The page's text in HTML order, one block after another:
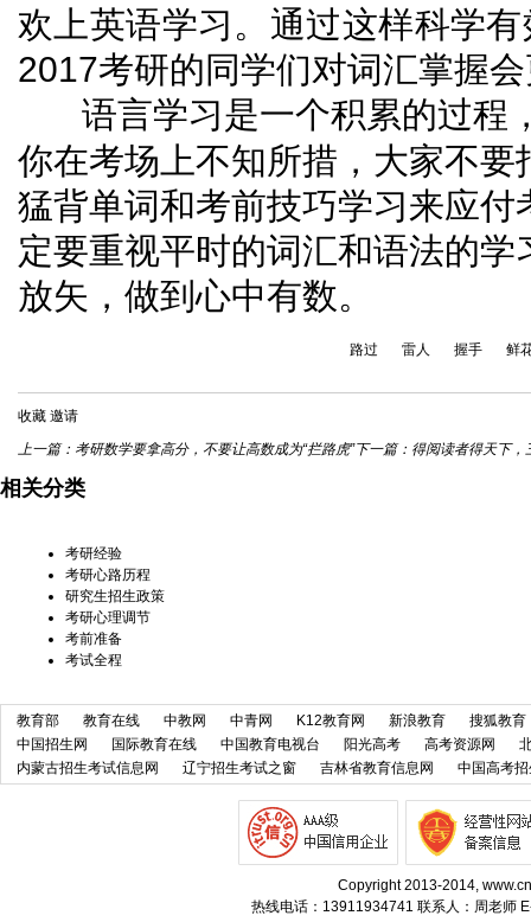
欢上英语学习。通过这样科学
2017考研的同学们对词汇掌握
语言学习是一个积累的过程
你在考场上不知所措，大家不
猛背单词和考前技巧学习来应
定要重视平时的词汇和语法的
放矢，做到心中有数。
路过 雷人 握手 鲜
收藏 邀请
上一篇： 考研数学要拿高分，不要让高数成为“拦路虎”下一篇： 得阅读者得天下，
相关分类
考研经验
考研心路历程
研究生招生政策
考研心理调节
考前准备
考试全程
教育部 教育在线 中教网 中青网 K12教育网 新浪教育
搜狐教育
中国招生网
国际教育在线 中国教育电视台 阳光高考 高考资源网
内蒙古招生考试信息网
辽宁招生考试之窗 吉林省教育信息网 中国高考
Copyright 2013-2014,
热线电话：13911934741 联系人：周老师